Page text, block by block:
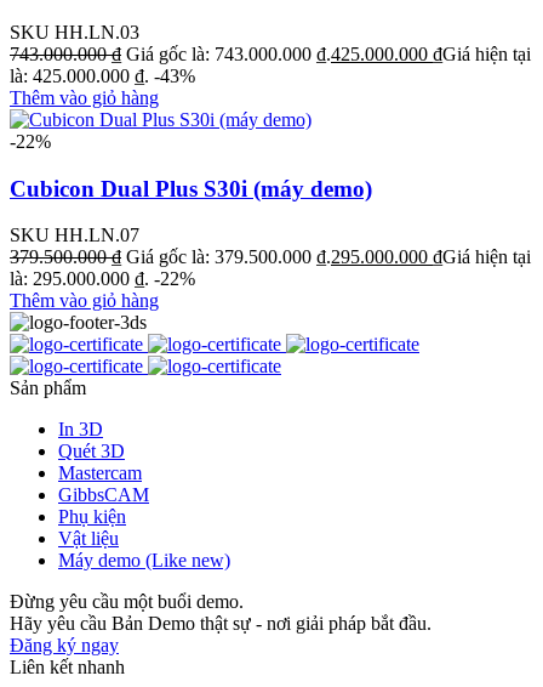
SKU HH.LN.03
743.000.000₫ Giá gốc là: 743.000.000 ₫.425.000.000 ₫Giá hiện tại
là: 425.000.000 ₫. -43%
Thêm vào giỏ hàng
-22%
Cubicon Dual Plus S30i (máy demo)
SKU HH.LN.07
379.500.000₫ Giá gốc là: 379.500.000 ₫.295.000.000 ₫Giá hiện tại
là: 295.000.000 ₫. -22%
Thêm vào giỏ hàng
Sản phẩm
In 3D
Quét 3D
Mastercam
GibbsCAM
Phụ kiện
Vật liệu
Máy demo (Like new)
Đừng yêu cầu một buổi demo.
Hãy yêu cầu Bản Demo thật sự - nơi giải pháp bắt đầu.
Đăng ký ngay
Liên kết nhanh